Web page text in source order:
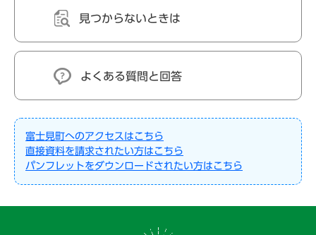
見つからないときは
よくある質問と回答
富士見町へのアクセスはこちら
直接資料を請求されたい方はこちら
パンフレットをダウンロードされたい方はこちら